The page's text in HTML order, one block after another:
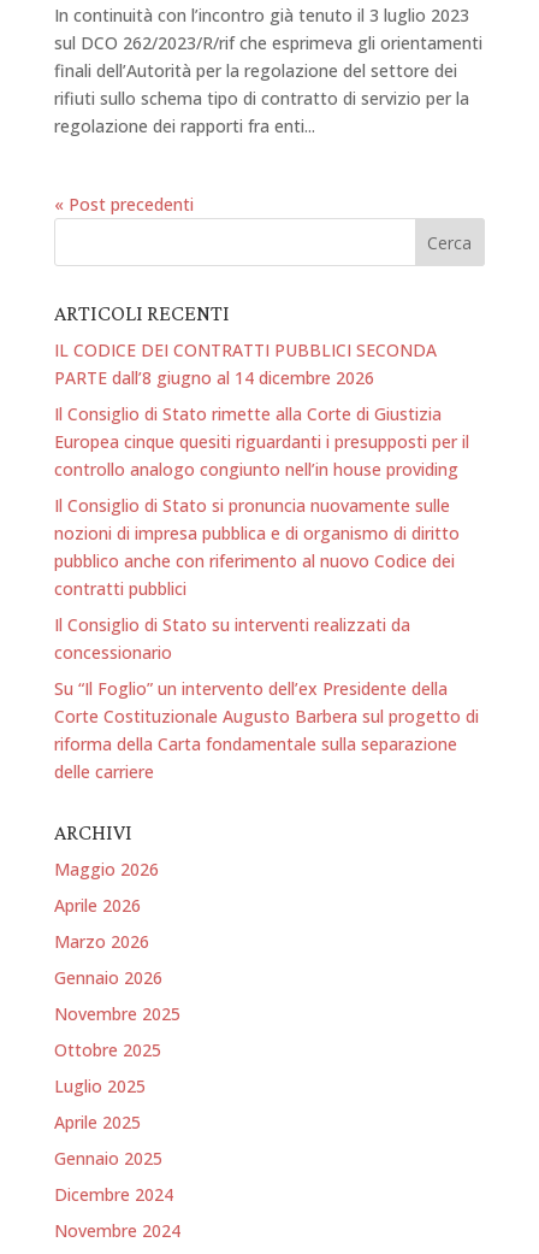
In continuità con l’incontro già tenuto il 3 luglio 2023
sul DCO 262/2023/R/rif che esprimeva gli orientamenti
finali dell’Autorità per la regolazione del settore dei
rifiuti sullo schema tipo di contratto di servizio per la
regolazione dei rapporti fra enti...
« Post precedenti
ARTICOLI RECENTI
IL CODICE DEI CONTRATTI PUBBLICI SECONDA
PARTE dall’8 giugno al 14 dicembre 2026
Il Consiglio di Stato rimette alla Corte di Giustizia
Europea cinque quesiti riguardanti i presupposti per il
controllo analogo congiunto nell’in house providing
Il Consiglio di Stato si pronuncia nuovamente sulle
nozioni di impresa pubblica e di organismo di diritto
pubblico anche con riferimento al nuovo Codice dei
contratti pubblici
Il Consiglio di Stato su interventi realizzati da
concessionario
Su “Il Foglio” un intervento dell’ex Presidente della
Corte Costituzionale Augusto Barbera sul progetto di
riforma della Carta fondamentale sulla separazione
delle carriere
ARCHIVI
Maggio 2026
Aprile 2026
Marzo 2026
Gennaio 2026
Novembre 2025
Ottobre 2025
Luglio 2025
Aprile 2025
Gennaio 2025
Dicembre 2024
Novembre 2024